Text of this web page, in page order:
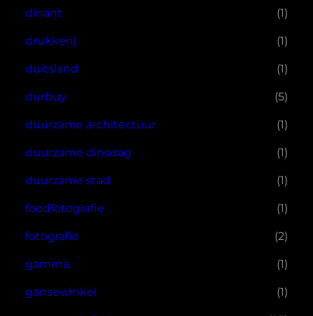
dinant (1)
drukkerij (1)
duitsland (1)
durbuy (5)
duurzame architectuur (1)
duurzame dinsdag (1)
duurzame stad (1)
foodfotografie (1)
fotografie (2)
gamma (1)
gansewinkel (1)